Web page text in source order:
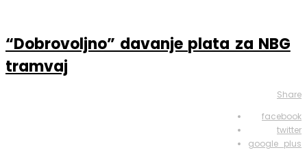
“Dobrovoljno” davanje plata za NBG
tramvaj
Share
facebook
twitter
google_plus